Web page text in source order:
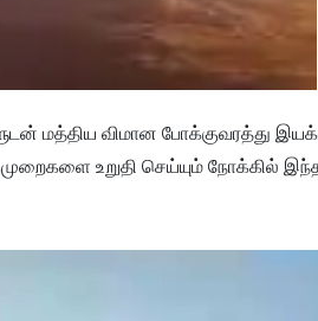
மத்திய விமான போக்குவரத்து
உறுதி செய்யும் நோக்கில்